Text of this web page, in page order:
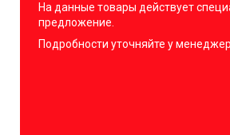
На данные товары действует
предложение.
Подробности уточняйте у